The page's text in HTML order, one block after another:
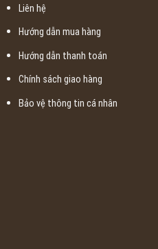
Liên hệ
Hướng dẫn mua hàng
Hướng dẫn thanh toán
Chính sách giao hàng
Bảo vệ thông tin cá nhân